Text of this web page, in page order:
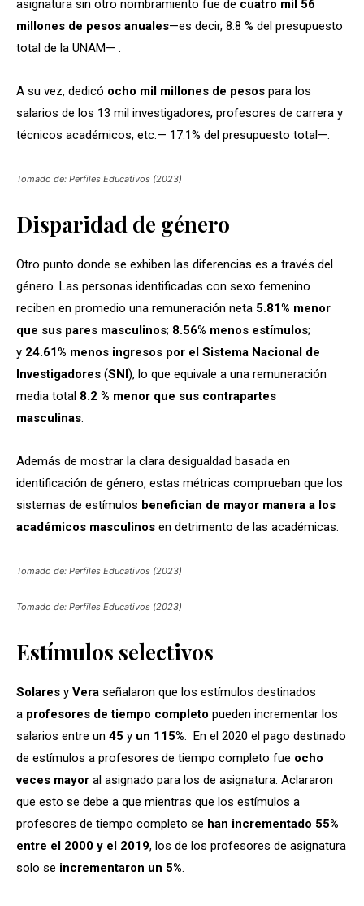
asignatura sin otro nombramiento fue de cuatro mil 56
millones de pesos anuales—es decir, 8.8 % del presupuesto
total de la UNAM— .
A su vez, dedicó ocho mil millones de pesos para los
salarios de los 13 mil investigadores, profesores de carrera y
técnicos académicos, etc.— 17.1% del presupuesto total—.
Tomado de: Perfiles Educativos (2023)
Disparidad de género
Otro punto donde se exhiben las diferencias es a través del
género. Las personas identificadas con sexo femenino
reciben en promedio una remuneración neta 5.81% menor
que sus pares masculinos; 8.56% menos estímulos;
y 24.61% menos ingresos por el Sistema Nacional de
Investigadores (SNI), lo que equivale a una remuneración
media total 8.2 % menor que sus contrapartes
masculinas.
Además de mostrar la clara desigualdad basada en
identificación de género, estas métricas comprueban que los
sistemas de estímulos benefician de mayor manera a los
académicos masculinos en detrimento de las académicas.
Tomado de: Perfiles Educativos (2023)
Tomado de: Perfiles Educativos (2023)
Estímulos selectivos
Solares y Vera señalaron que los estímulos destinados
a profesores de tiempo completo pueden incrementar los
salarios entre un 45 y un 115%. En el 2020 el pago destinado
de estímulos a profesores de tiempo completo fue ocho
veces mayor al asignado para los de asignatura. Aclararon
que esto se debe a que mientras que los estímulos a
profesores de tiempo completo se han incrementado 55%
entre el 2000 y el 2019, los de los profesores de asignatura
solo se incrementaron un 5%.